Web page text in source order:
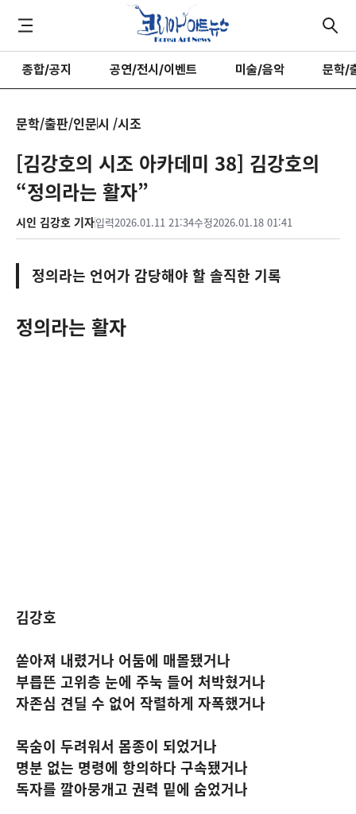
종합/공지 공연/전시/이벤트 미술/음악 문학/
문학/출판/인문시 /시조
[김강호의 시조 아카데미 38] 김강호의
“정의라는 활자”
시인 김강호 기자입력2026.01.11 21:34수정2026.01.18 01:41
정의라는 언어가 감당해야 할 솔직한 기록
정의라는 활자
김강호
쏟아져 내렸거나 어둠에 매몰됐거나
부릅뜬 고위층 눈에 주눅 들어 처박혔거나
자존심 견딜 수 없어 작렬하게 자폭했거나
목숨이 두려워서 몸종이 되었거나
명분 없는 명령에 항의하다 구속됐거나
독자를 깔아뭉개고 권력 밑에 숨었거나